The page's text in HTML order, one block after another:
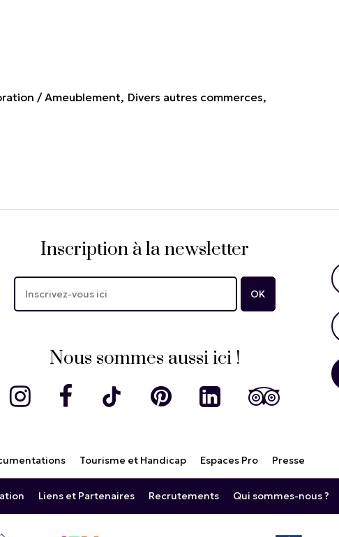
/ Ameublement Divers autres commerces
Inscription à la newsletter
Nous sommes aussi ici !
Tourisme et Handicap Espaces Pro Presse
Liens et Partenaires Recrutements Qui sommes-nous ?